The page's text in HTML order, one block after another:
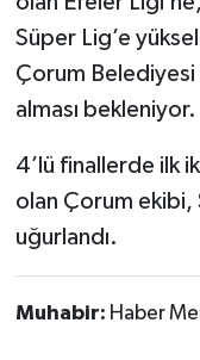
Süper Lig’e
Çorum
alması bekleniyor.
4’lü finallerde ilk
olan Çorum ekibi,
uğurlandı.
Muhabir: Haber